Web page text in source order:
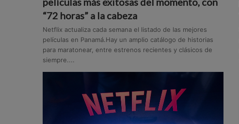
“72 horas” a la cabeza
Netflix actualiza cada semana el listado de las mejores
películas en Panamá.Hay un amplio catálogo de historias
para maratonear, entre estrenos recientes y clásicos de
siempre....